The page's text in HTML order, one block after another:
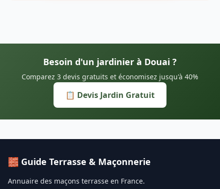
Besoin d'un jardinier à Douai ?
Comparez 3 devis gratuits et économisez jusqu'à 40%
📋 Devis Jardin Gratuit
🧱 Guide Terrasse & Maçonnerie
Annuaire des maçons terrasse en France.